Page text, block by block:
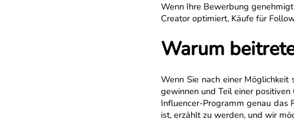
Wenn Ihre Bewerbung
Creator optimiert, Käufe für
Warum
Wenn Sie nach einer Möglichkeit
gewinnen und Teil einer
Influencer-Programm genau das
ist, erzählt zu werden, und wir